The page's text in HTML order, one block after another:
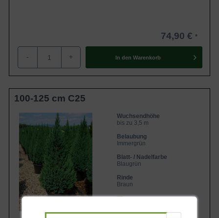
74,90 €
- + In den Warenkorb
100-125 cm C25
Wuchsendhöhe
bis zu 3,5 m
Belaubung
Immergrün
Blatt- / Nadelfarbe
Blaugrün
Rinde
Braun